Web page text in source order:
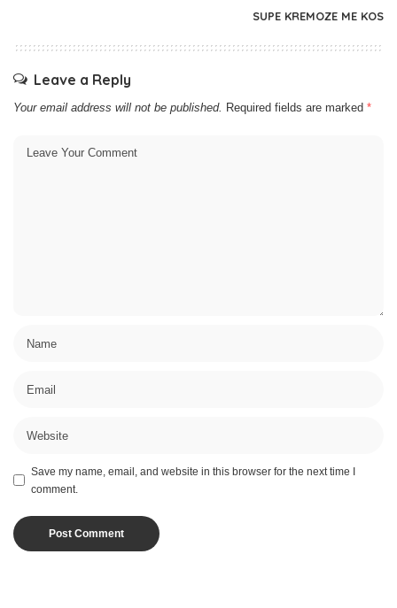
SUPE KREMOZE ME KOS
Leave a Reply
Your email address will not be published. Required fields are marked *
Save my name, email, and website in this browser for the next time I
comment.